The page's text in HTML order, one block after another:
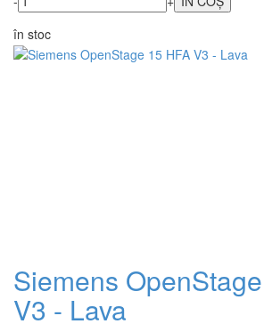
în stoc
Siemens
V3 - Lava